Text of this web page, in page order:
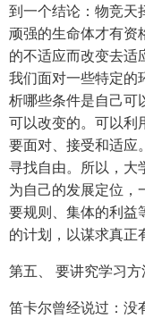
到一个结论：物竞天
顽强的生命体才有资
的不适应而改变去适
我们面对一些特定的
析哪些条件是自己可
可以改变的。可以利
要面对、接受和适应
寻找自由。所以，大
为自己的发展定位，
要规则、集体的利益
的计划，以谋求真正
第五、 要讲究学习方
笛卡尔曾经说过：没